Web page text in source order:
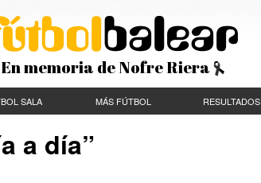
En memoria de Nofre Riera
SALA MÁS FÚTBOL RESULTADOS
a día”